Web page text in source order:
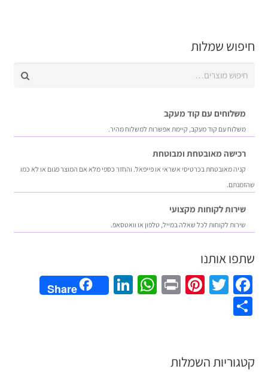
חיפוש שמלות
משלוחים עם קוד מעקב
משלוח​ עם קוד מעקב​​, קיימת אפשרות למשלוח מהיר​.
רכישה​ ​מאובטחת ומבוטחת
קניה מאובטחת בכרטיסי אשראי או פייפאל. והחזר כספי מלא אם המוצר פגום או לא כמו
שהזמנתם.
שירות לקוחות מקצועי
שירות לקוחות לכל שאלה במייל, טלפון או וואטסאפ.
שתפו אותנו
Facebook
Twitter
Pinterest
Print
WhatsApp
LinkedIn
Share
קטגוריות השמלות